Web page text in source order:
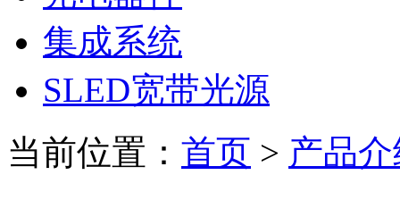
集成系统
SLED宽带光源
当前位置： 首页 > 产品